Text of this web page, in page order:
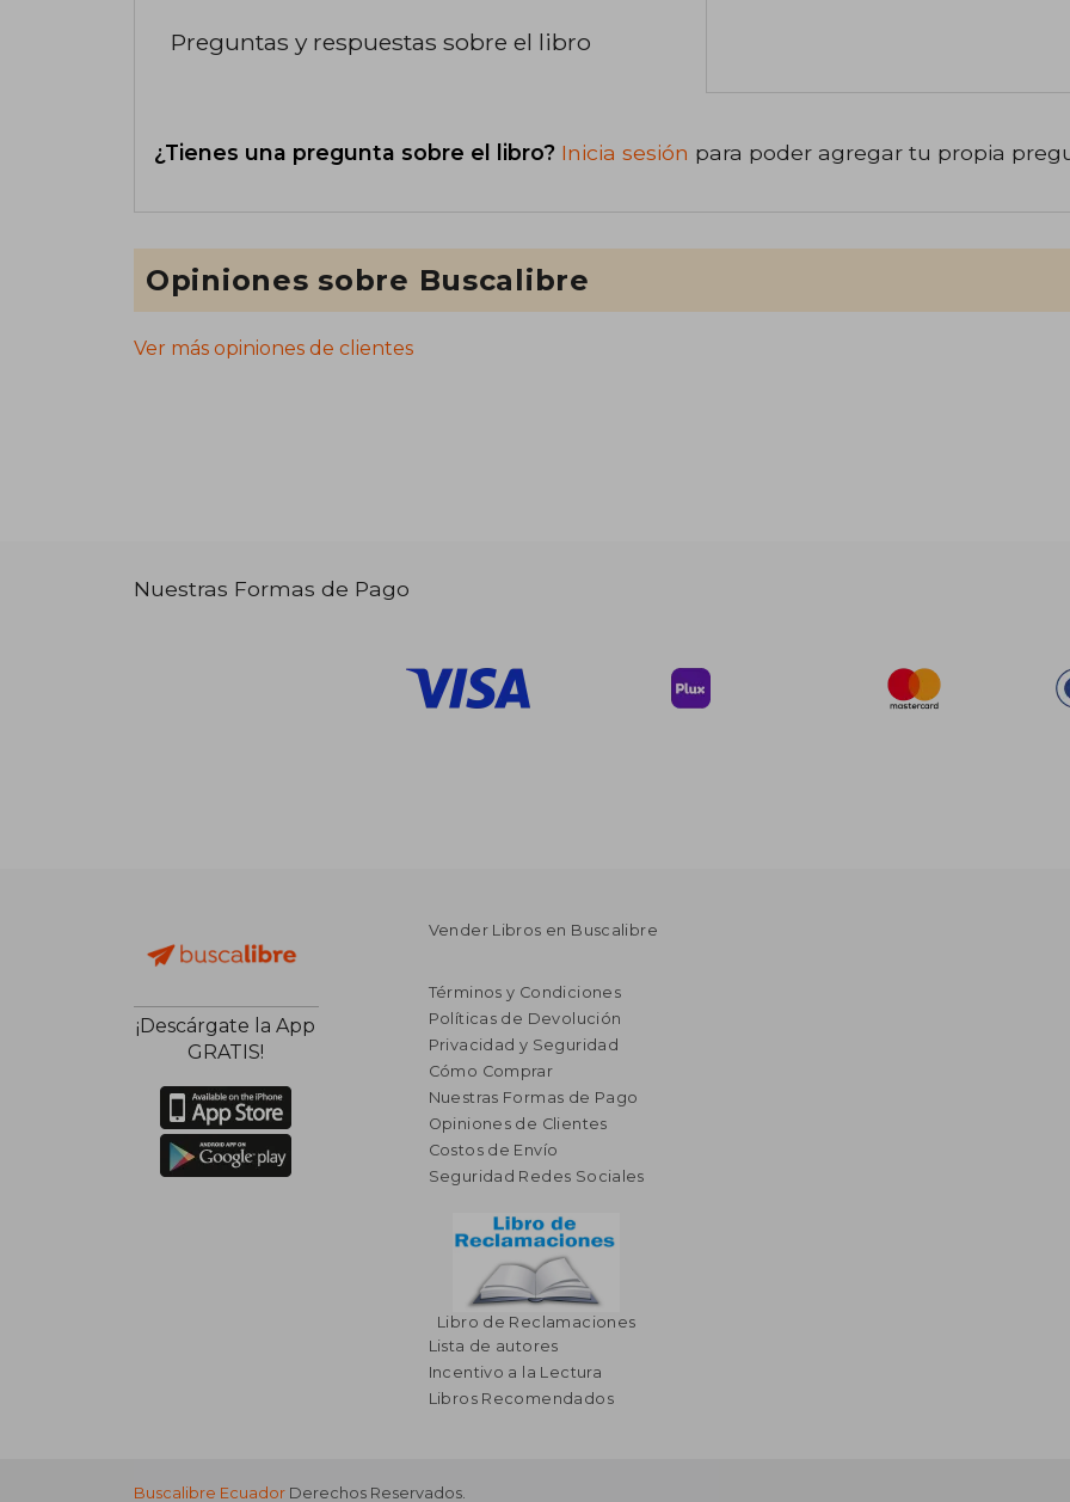
Preguntas y respuestas sobre el libro
¿Tienes una pregunta sobre el libro? Inicia sesión para poder agregar tu propia
Opiniones sobre Buscalibre
Ver más opiniones de clientes
Nuestras Formas de Pago
¡Descárgate la App
GRATIS!
Vender Libros en Buscalibre
Términos y Condiciones
Políticas de Devolución
Privacidad y Seguridad
Cómo Comprar
Nuestras Formas de Pago
Opiniones de Clientes
Costos de Envío
Seguridad Redes Sociales
Libro de Reclamaciones
Lista de autores
Incentivo a la Lectura
Libros Recomendados
Buscalibre Ecuador Derechos Reservados.